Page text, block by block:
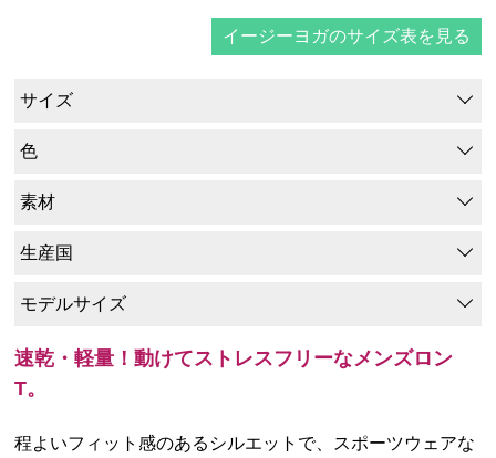
イージーヨガのサイズ表を見る
サイズ
色
素材
生産国
モデルサイズ
速乾・軽量！動けてストレスフリーなメンズロン
T。
程よいフィット感のあるシルエットで、スポーツウェアな